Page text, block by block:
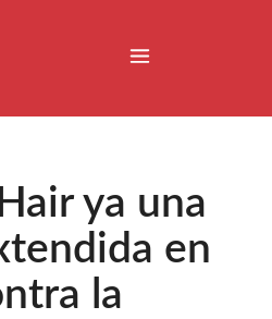
ya una
en
la